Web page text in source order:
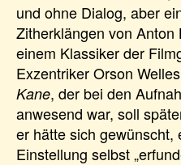
und ohne Dialog, aber
Zitherklängen von
einem Klassiker der
Exzentriker Orson
Kane, der bei den
anwesend war, soll
er hätte sich gewünscht,
Einstellung selbst